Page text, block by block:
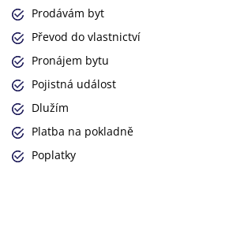
Prodávám byt
Převod do vlastnictví
Pronájem bytu
Pojistná událost
Dlužím
Platba na pokladně
Poplatky